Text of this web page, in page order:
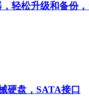
轻松升级和备份
硬盘，SATA接口